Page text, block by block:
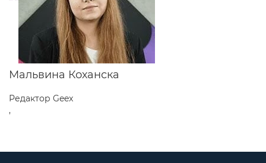
Мальвина Коханска
Редактор Geex
,